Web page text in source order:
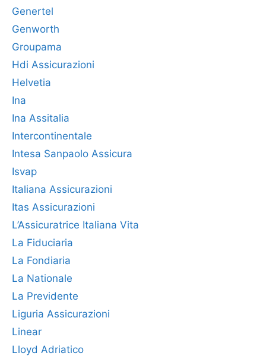
Genertel
Genworth
Groupama
Hdi Assicurazioni
Helvetia
Ina
Ina Assitalia
Intercontinentale
Intesa Sanpaolo Assicura
Isvap
Italiana Assicurazioni
Itas Assicurazioni
L’Assicuratrice Italiana Vita
La Fiduciaria
La Fondiaria
La Nationale
La Previdente
Liguria Assicurazioni
Linear
Lloyd Adriatico